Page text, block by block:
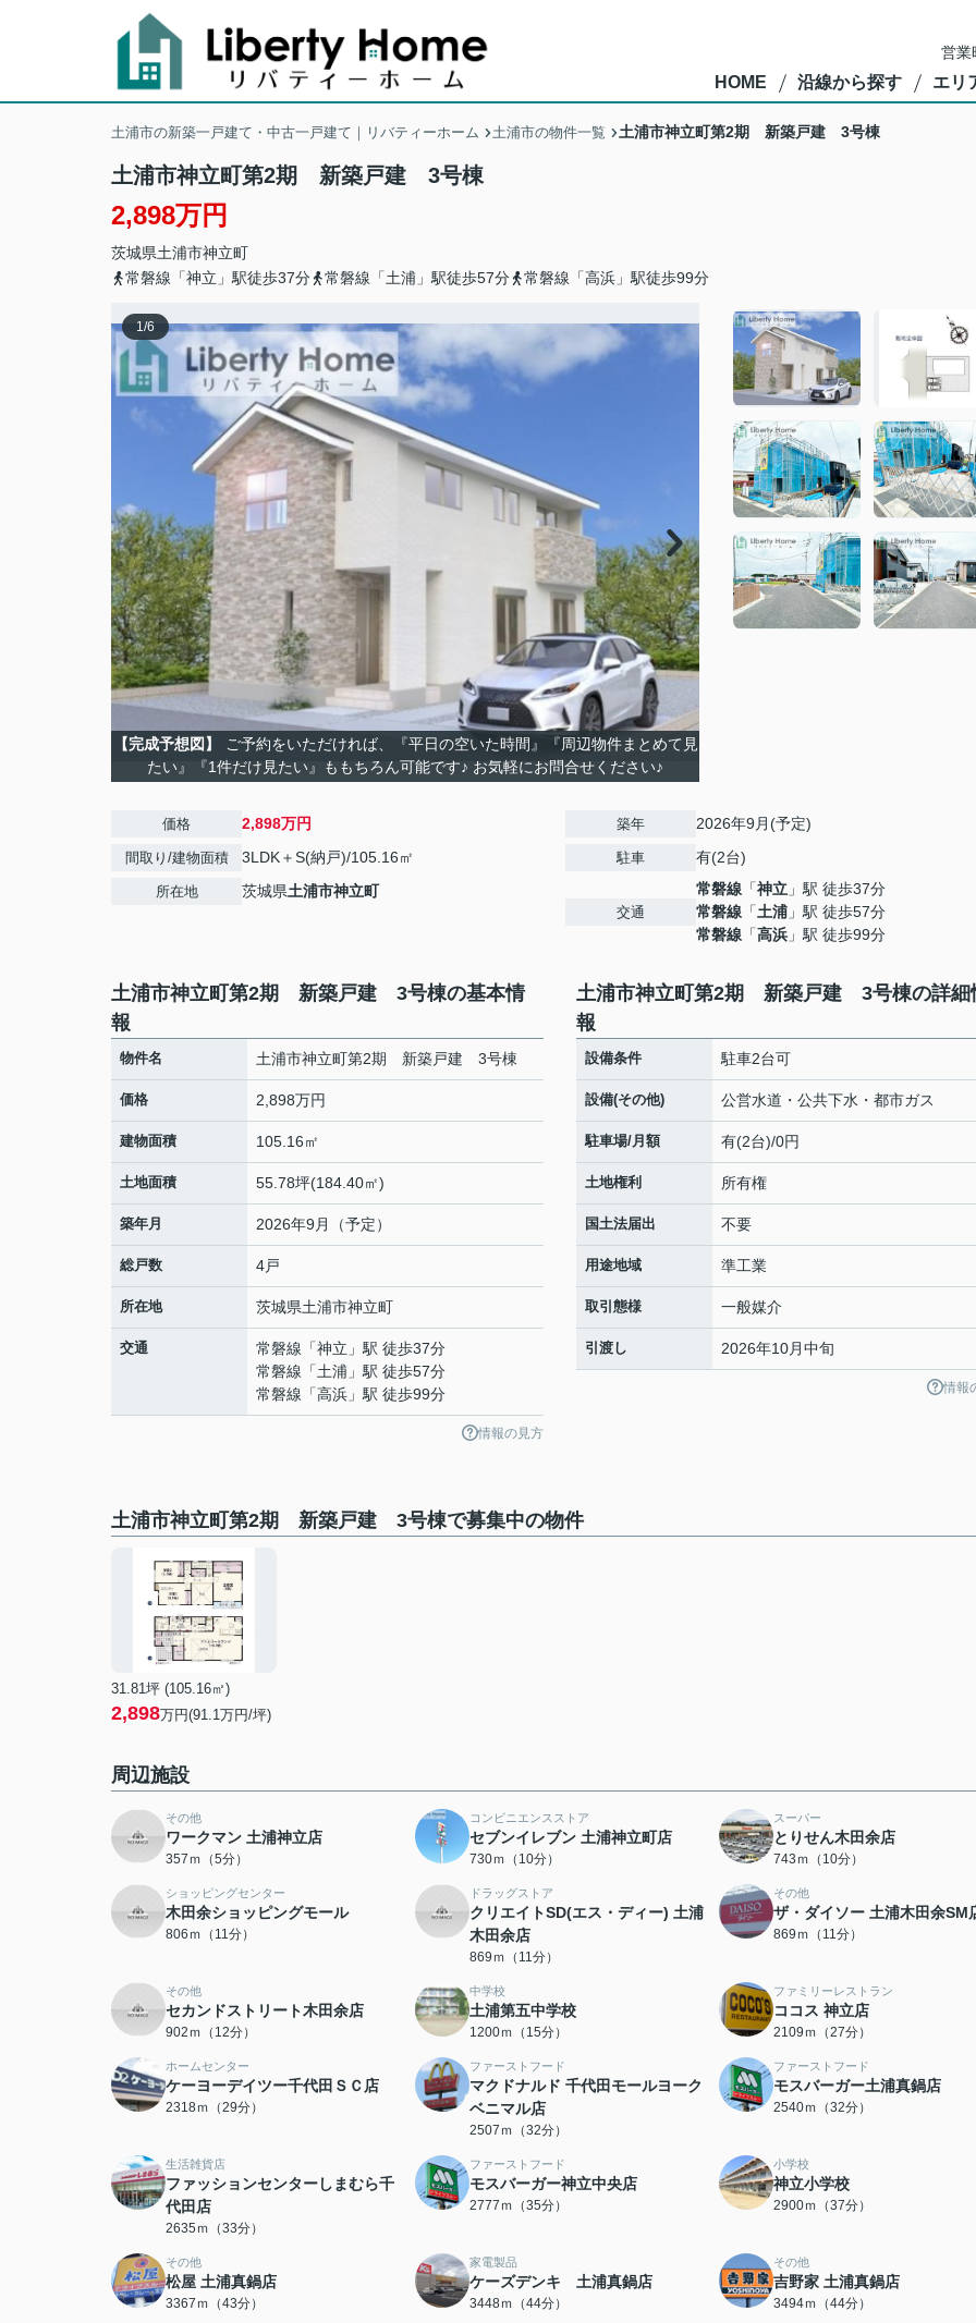
営
HOME 沿線から探す エリ
土浦市の新築一戸建て・中古一戸建て｜リバティーホーム 土浦市の物件一覧 土浦市神立町第2期 新築戸建 3号棟
土浦市神立町第2期 新築戸建 3号棟
2,898万円
茨城県土浦市神立町
常磐線「神立」駅徒歩37分
常磐線「土浦」駅徒歩57分 常磐線「高浜」駅徒歩99分
1/6
【完成予想図】
ご予約をいただければ、『平日の空いた時間』『周辺物件まとめて見
たい』『1件だけ見たい』ももちろん可能です♪ お気軽にお問合せください♪
価格 2,898万円
間取り/建物面積 3LDK＋S(納戸)/105.16㎡
所在地 茨城県土浦市神立町
築年 2026年9月(予定)
駐車 有(2台)
交通
常磐線 「神立 」駅 徒歩37分
常磐線 「土浦 」駅 徒歩57分
常磐線 「高浜 」駅 徒歩99分
土浦市神立町第2期 新築戸建 3号棟の基本情
報
物件名 土浦市神立町第2期 新築戸建 3号棟
価格 2,898万円
建物面積 105.16㎡
土地面積 55.78坪(184.40㎡)
築年月 2026年9月（予定）
総戸数 4戸
所在地 茨城県土浦市神立町
交通 常磐線 「神立 」駅 徒歩37分
常磐線 「土浦 」駅 徒歩57分
常磐線 「高浜 」駅 徒歩99分
情報の見方
土浦市神立町第2期 新築戸建 3号棟の詳細
報
設備条件 駐車2台可
設備(その他) 公営水道・公共下水・都市ガス
駐車場/月額 有(2台)/0円
土地権利 所有権
国土法届出 不要
用途地域 準工業
取引態様 一般媒介
引渡し 2026年10月中旬
情報
土浦市神立町第2期 新築戸建 3号棟で募集中の物件
31.81坪 (105.16㎡)
2,898万円(91.1万円/坪)
周辺施設
その他
ワークマン 土浦神立店
357ｍ（5分）
コンビニエンスストア
セブンイレブン 土浦神立町店
730ｍ（10分）
スーパー
とりせん木田余店
743ｍ（10分）
ショッピングセンター
木田余ショッピングモール
806ｍ（11分）
ドラッグストア
クリエイトSD(エス・ディー) 土浦
木田余店
869ｍ（11分）
その他
ザ・ダイソー 土浦木田余SM
869ｍ（11分）
その他
セカンドストリート木田余店
902ｍ（12分）
中学校
土浦第五中学校
1200ｍ（15分）
ファミリーレストラン
ココス 神立店
2109ｍ（27分）
ホームセンター
ケーヨーデイツー千代田ＳＣ店
2318ｍ（29分）
ファーストフード
マクドナルド 千代田モールヨーク
ベニマル店
2507ｍ（32分）
ファーストフード
モスバーガー土浦真鍋店
2540ｍ（32分）
生活雑貨店
ファッションセンターしまむら千
代田店
2635ｍ（33分）
ファーストフード
モスバーガー神立中央店
2777ｍ（35分）
小学校
神立小学校
2900ｍ（37分）
その他
松屋 土浦真鍋店
3367ｍ（43分）
家電製品
ケーズデンキ 土浦真鍋店
3448ｍ（44分）
その他
吉野家 土浦真鍋店
3494ｍ（44分）